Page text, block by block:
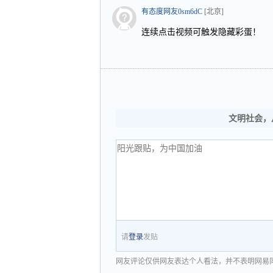
有态度网友0sm6dC [北京]
连续点击视频可触发隐藏彩蛋！
文明社会
请登录发贴
网友评论仅供网友表达个人看法，并不表明网易